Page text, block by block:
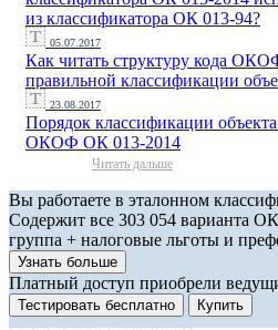
из классификатора ОК 013-94?
05.07.2017
Как читать структуру кода
правильной классификации
23.08.2017
Порядок классификации
ОКОФ ОК 013-2014
Читать дальше
Вы работаете в эталонном
Содержит все 303 054 варианта
группа + налоговые льготы и
Узнать больше
Платный доступ приобрели
Тестировать бесплатно Купить